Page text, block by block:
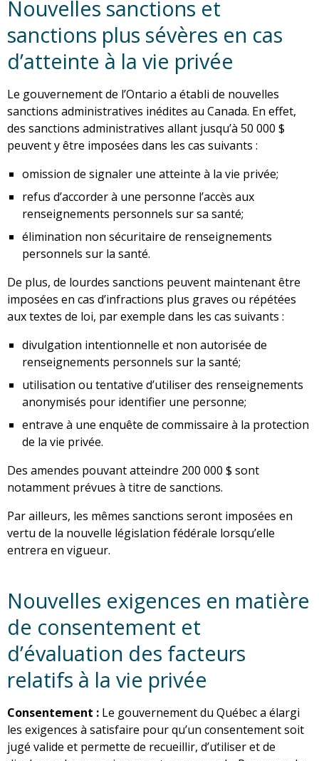
Nouvelles sanctions et
sanctions plus sévères en cas
d’atteinte à la vie privée
Le gouvernement de l’Ontario a établi de nouvelles
sanctions administratives inédites au Canada. En effet,
des sanctions administratives allant jusqu’à 50 000 $
peuvent y être imposées dans les cas suivants :
omission de signaler une atteinte à la vie privée;
refus d’accorder à une personne l’accès aux
renseignements personnels sur sa santé;
élimination non sécuritaire de renseignements
personnels sur la santé.
De plus, de lourdes sanctions peuvent maintenant être
imposées en cas d’infractions plus graves ou répétées
aux textes de loi, par exemple dans les cas suivants :
divulgation intentionnelle et non autorisée de
renseignements personnels sur la santé;
utilisation ou tentative d’utiliser des renseignements
anonymisés pour identifier une personne;
entrave à une enquête de commissaire à la protection
de la vie privée.
Des amendes pouvant atteindre 200 000 $ sont
notamment prévues à titre de sanctions.
Par ailleurs, les mêmes sanctions seront imposées en
vertu de la nouvelle législation fédérale lorsqu’elle
entrera en vigueur.
Nouvelles exigences en matière
de consentement et
d’évaluation des facteurs
relatifs à la vie privée
Consentement : Le gouvernement du Québec a élargi
les exigences à satisfaire pour qu’un consentement soit
jugé valide et permette de recueillir, d’utiliser et de